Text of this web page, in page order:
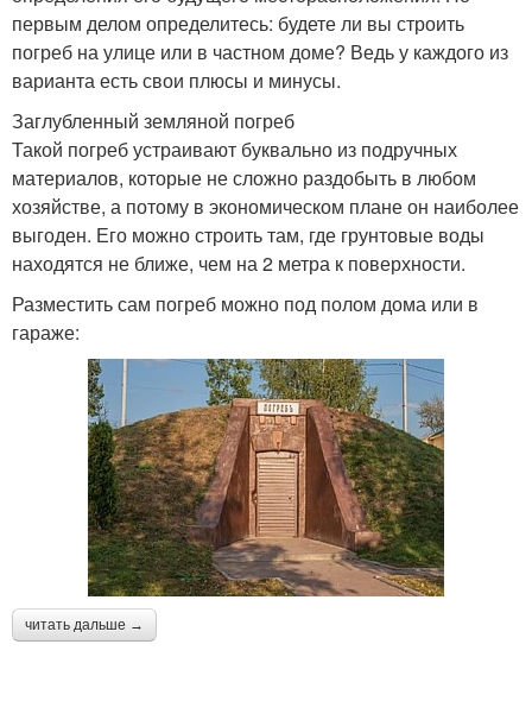
первым делом определитесь: будете ли вы строить
погреб на улице или в частном доме? Ведь у каждого из
варианта есть свои плюсы и минусы.
Заглубленный земляной погреб
Такой погреб устраивают буквально из подручных
материалов, которые не сложно раздобыть в любом
хозяйстве, а потому в экономическом плане он наиболее
выгоден. Его можно строить там, где грунтовые воды
находятся не ближе, чем на 2 метра к поверхности.
Разместить сам погреб можно под полом дома или в
гараже:
читать дальше →